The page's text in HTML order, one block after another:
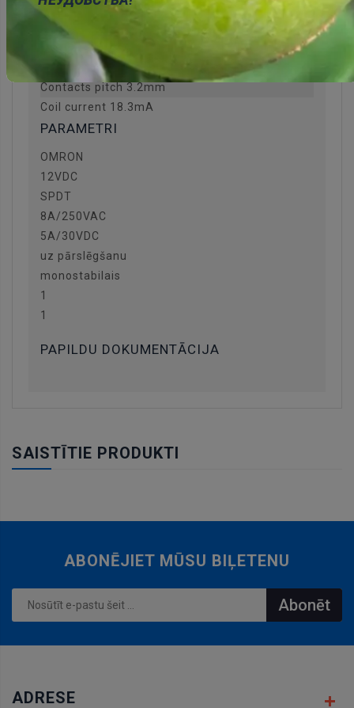
Release time 5ms
Coil power consumption 220mW
Operating temperature -40...85°C
Relay series G6RN
Contacts pitch 3.2mm
Coil current 18.3mA
PARAMETRI
OMRON
12VDC
SPDT
8A/250VAC
5A/30VDC
uz pārslēgšanu
monostabilais
1
1
PAPILDU DOKUMENTĀCIJA
SAISTĪTIE PRODUKTI
ABONĒJIET MŪSU BIĻETENU
Abonēt
ADRESE